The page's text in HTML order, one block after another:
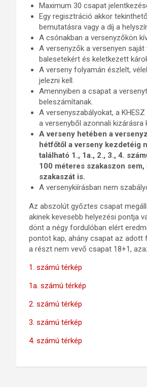
Maximum 30 csapat
Egy regisztráció akkor
bemutatásra vagy a díj a
A csónakban a versenyzőkön
A versenyzők a versenyen
balesetekért és keletkezett
A verseny folyamán észlelt,
jelezni kell.
Amennyiben a csapat a
beleszámítanak.
A versenyszabályokat, a
a versenyből azonnali kizárásra
A verseny hetében a
hétfőtől a verseny kezdetéig
található 1., 1a., 2., 3., 4.
100 méteres szakaszon
szakaszát is.
A versenykiírásban nem
Az abszolút győztes csapat
akinek kevesebb helyezési pontja
dönt a négy fordulóban elért
pontot kap, ahány csapat az adott
a részt nem vevő csapat 18+1,
1. számú térkép
1a. számú térkép
2. számú térkép
3. számú térkép
4. számú térkép